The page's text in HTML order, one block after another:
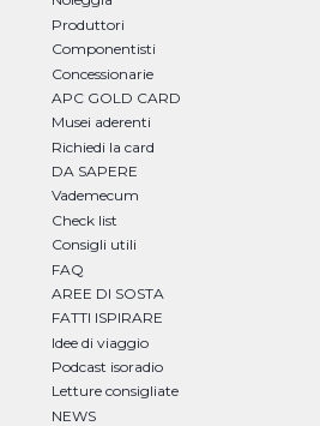
Produttori
Componentisti
Concessionarie
APC GOLD CARD
Musei aderenti
Richiedi la card
DA SAPERE
Vademecum
Check list
Consigli utili
FAQ
AREE DI SOSTA
FATTI ISPIRARE
Idee di viaggio
Podcast isoradio
Letture consigliate
NEWS